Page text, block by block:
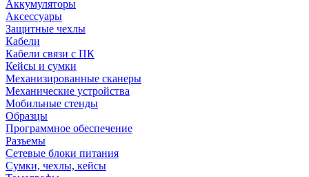
Аккумуляторы
Аксессуары
Защитные чехлы
Кабели
Кабели связи с ПК
Кейсы и сумки
Механизированные сканеры
Механические устройства
Мобильные стенды
Образцы
Программное обеспечение
Разъемы
Сетевые блоки питания
Сумки, чехлы, кейсы